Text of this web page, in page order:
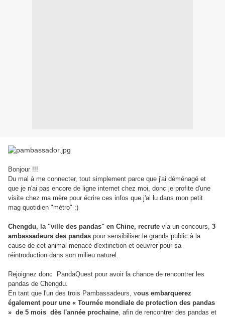
Bonjour !!!
Du mal à me connecter, tout simplement parce que j'ai déménagé et
que je n'ai pas encore de ligne internet chez moi, donc je profite d'une
visite chez ma mère pour écrire ces infos que j'ai lu dans mon petit
mag quotidien "métro" :)
Chengdu, la "ville des pandas" en Chine, recrute via un concours, 3
ambassadeurs des pandas pour sensibiliser le grands public à la
cause de cet animal menacé d'extinction et oeuvrer pour sa
réintroduction dans son milieu naturel.
Rejoignez donc PandaQuest pour avoir la chance de rencontrer les
pandas de Chengdu.
En tant que l'un des trois Pambassadeurs, vous embarquerez
également pour une « Tournée mondiale de protection des pandas
» de 5 mois dès l'année prochaine, afin de rencontrer des pandas et